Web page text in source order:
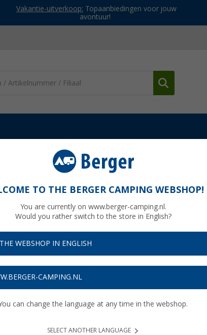
Vakantie-uitverkoop: Topaanbiedingen voor jouw
avontuur!
& toebehoren Separett scharnier voor Separett Villa
€
TO THE BERGER CAMPING WEBSHOP!
You are currently on www.berger-camping.nl.
Would you rather switch to the store in English?
WEBSHOP IN ENGLISH
CAMPING.NL
can change the language at any time in the webshop.
SELECT ANOTHER LANGUAGE